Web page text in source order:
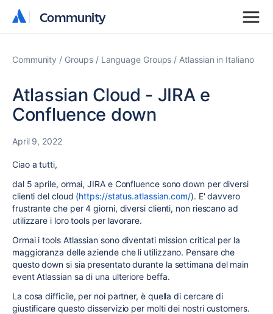
Community
Community
Community Groups Language Groups Atlassian in Italiano
Atlassian Cloud - JIRA e
Confluence down
April 9, 2022
Ciao a tutti,
dal 5 aprile, ormai, JIRA e Confluence sono down per diversi
clienti del cloud (https://status.atlassian.com/). E' davvero
frustrante che per 4 giorni, diversi clienti, non riescano ad
utilizzare i loro tools per lavorare.
Ormai i tools Atlassian sono diventati mission critical per la
maggioranza delle aziende che li utilizzano. Pensare che
questo down si sia presentato durante la settimana del main
event Atlassian sa di una ulteriore beffa.
La cosa difficile, per noi partner, è quella di cercare di
giustificare questo disservizio per molti dei nostri customers.